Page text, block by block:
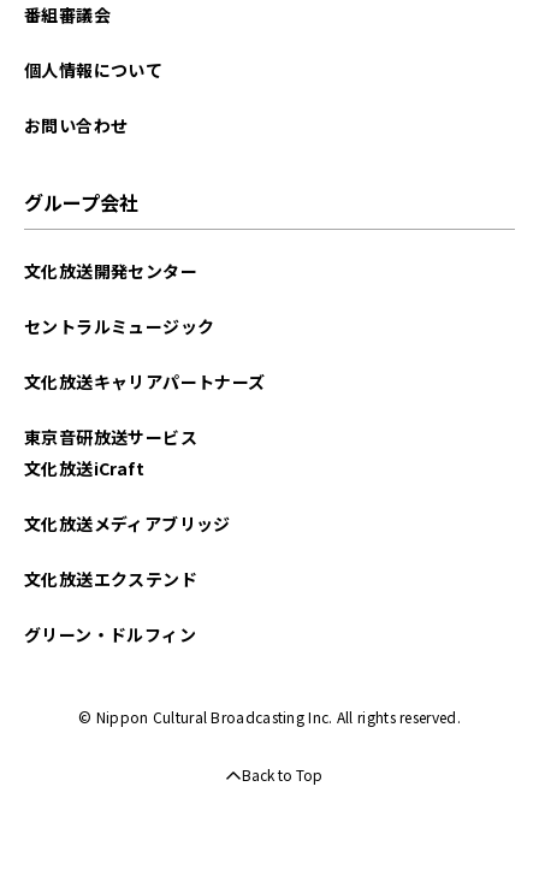
2025年02月
2024年11月
2024年04月
2024年03月
2024年02月
番組審議会
個人情報について
お問い合わせ
グループ会社
文化放送開発センター
セントラルミュージック
文化放送キャリアパートナーズ
東京音研放送サービス
文化放送iCraft
文化放送メディアブリッジ
文化放送エクステンド
グリーン・ドルフィン
© Nippon Cultural Broadcasting Inc. All rights reserved.
Back to Top